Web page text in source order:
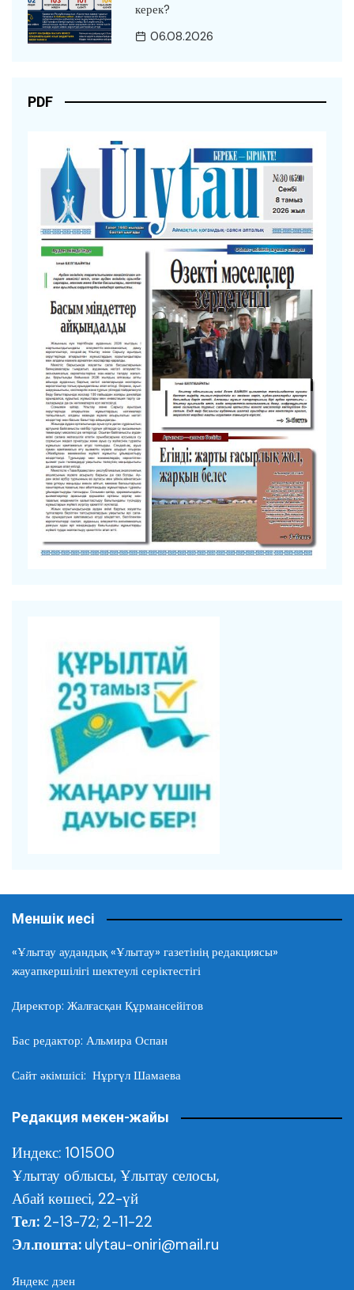
керек?
06.08.2026
PDF
Меншік иесі
«Ұлытау аудандық «Ұлытау» газетінің редакциясы»
жауапкершілігі шектеулі серіктестігі
Директор: Жалғасқан Құрмансейітов
Бас редактор: Альмира Оспан
Сайт әкімшісі: Нұргүл Шамаева
Редакция мекен-жайы
Индекс: 101500
Ұлытау облысы, Ұлытау селосы,
Абай көшесі, 22-үй
Тел: 2-13-72; 2-11-22
Эл.пошта: ulytau-oniri@mail.ru
Яндекс дзен